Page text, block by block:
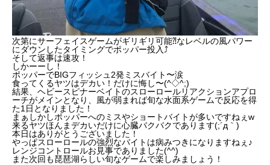
次第にサーフェイスゲームがギリギリ可能⁈なレベルの風パワー
にダウンしたタイミングでポッパー投入⤴︎
そして返事は速攻！
しかーーし！
ポッパーでBIGフィッシュ2発 ミスバイト〜涙
食ってくるヤツはデカい！だけに悔し〜(^◇^;)
結果、ヘビースピナーベイトのスローロールリアクションアプロ
ーチがメインとなり、風が弱まれば旬な水面系ゲームで反応を得
た1日となりました！
まぁしかしポッパーへのミスやショートバイトが多いですねぇw
来るヤツほんまデカいだけに心臓バクバクであります(;´д｀)
本日はありがとうございました！
やっぱスローロールの強烈なバイトは病みつきになりますねぇ♪
レンジコントロールお見事でありました(^^)
また次回も琵琶湖らしい旬なゲームで楽しみましょう！